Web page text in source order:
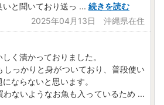
と聞いており送っ ... 続きを読む
2025年04月13日 沖縄県在住
く漬かっておりました。
しっかりと身がついており、普段使い
ならないと思います。
わないようなお魚も入っているため ...